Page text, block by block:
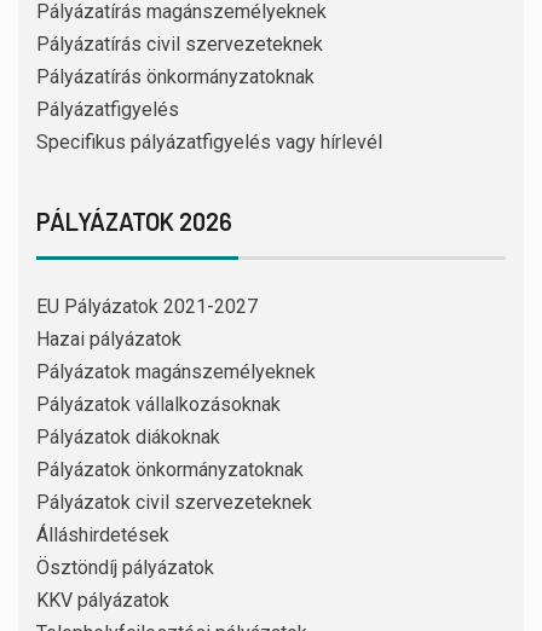
Pályázatírás magánszemélyeknek
Pályázatírás civil szervezeteknek
Pályázatírás önkormányzatoknak
Pályázatfigyelés
Specifikus pályázatfigyelés vagy hírlevél
PÁLYÁZATOK 2026
EU Pályázatok 2021-2027
Hazai pályázatok
Pályázatok magánszemélyeknek
Pályázatok vállalkozásoknak
Pályázatok diákoknak
Pályázatok önkormányzatoknak
Pályázatok civil szervezeteknek
Álláshirdetések
Ösztöndíj pályázatok
KKV pályázatok